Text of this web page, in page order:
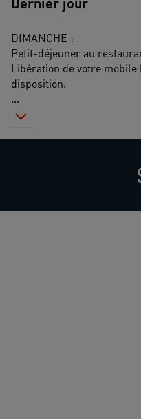
DIMANCHE :
Petit-déjeuner au
Libération de votre mobile
disposition.
...